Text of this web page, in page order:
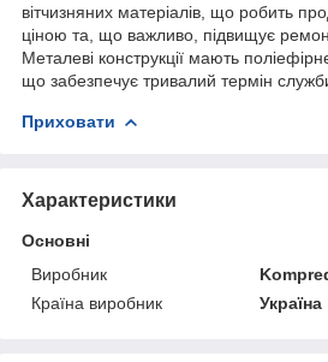
вітчизняних матеріалів, що робить
ціною та, що важливо, підвищує
Металеві конструкції мають
що забезпечує тривалий термін
Приховати
Характеристики
Основні
Виробник
Країна виробник
Україна